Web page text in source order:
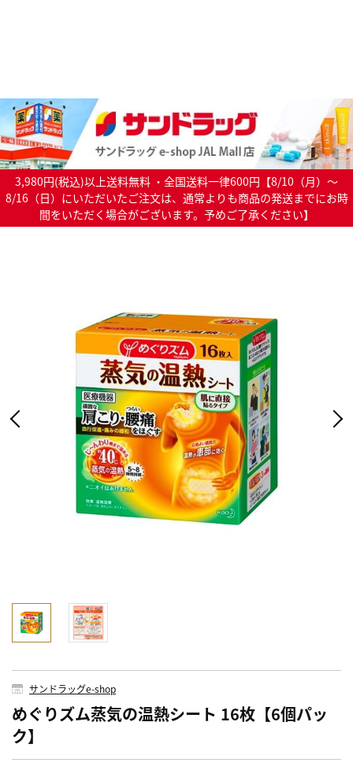
3,980円(税込)以上送料無料 ・全国送料一律600円【8/10（月）～
8/16（日）にいただいたご注文は、通常よりも商品の発送までにお時
間をいただく場合がございます。予めご了承ください】
サンドラッグe-shop
めぐりズム蒸気の温熱シート 16枚【6個パッ
ク】